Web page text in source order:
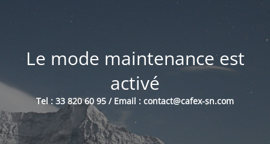
Le mode maintenance est
activé
Tel : 33 820 60 95 / Email : contact@cafex-sn.com